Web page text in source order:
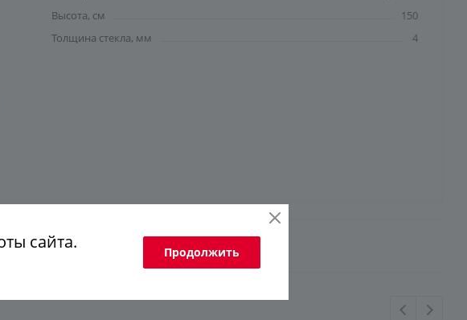
Высота, см
150
Толщина стекла, мм
4
сайта.
Продолжить